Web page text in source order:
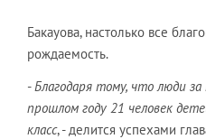
Бакауова, настолько все
рождаемость.
-Благодаря тому, что люди
прошлом году 21 человек
класс, - делится успехами